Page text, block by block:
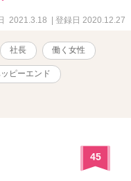
2021.3.18 | 登録日 2020.12.27
社長 働く女性
ピーエンド
45